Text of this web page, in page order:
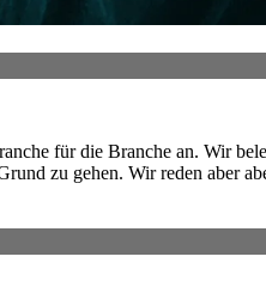
für die Branche an. Wir
zu gehen. Wir reden aber